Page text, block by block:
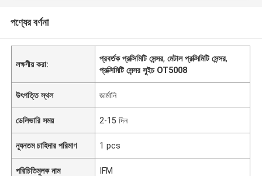
পণ্যের বর্ণনা
লক্ষণীয় করা:
প্রবর্তক প্রক্সিমিটি সেন্সর,মেটাল প্রক্সিমিটি সেন্সর,
প্রক্সিমিটি সেন্সর সুইচ OT5008
উৎপত্তি স্থল জার্মানি
ডেলিভারি সময় 2-15 দিন
ন্যূনতম চাহিদার পরিমাণ 1 pcs
পরিচিতিমুলক নাম IFM